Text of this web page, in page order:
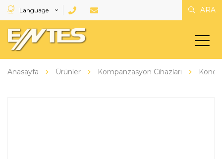
Language ARA
Anasayfa Ürünler Kompanzasyon Cihazları